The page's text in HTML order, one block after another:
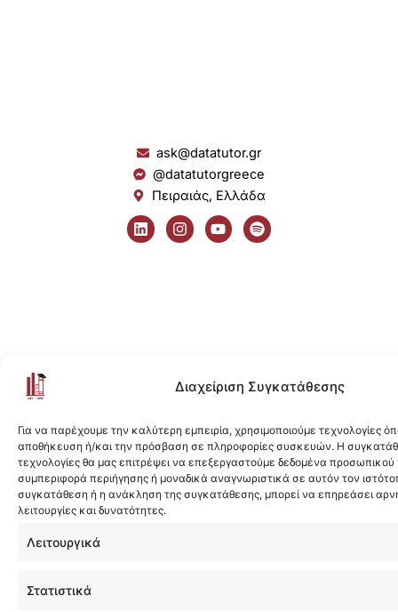
Διαχείριση Συγκατάθεσης
Για να παρέχουμε την καλύτερη εμπειρία, χρησιμοποιούμε τεχνολογίες
αποθήκευση ή/και την πρόσβαση σε πληροφορίες συσκευών. Η
τεχνολογίες θα μας επιτρέψει να επεξεργαστούμε δεδομένα
συμπεριφορά περιήγησης ή μοναδικά αναγνωριστικά σε αυτόν τον
συγκατάθεση ή η ανάκληση της συγκατάθεσης, μπορεί να επηρεάσει
λειτουργίες και δυνατότητες.
Λειτουργικά
Στατιστικά
ask@datatutor.gr
@datatutorgreece
Πειραιάς, Ελλάδα
L
i
n
I
n
s
Y
o
u
S
p
o